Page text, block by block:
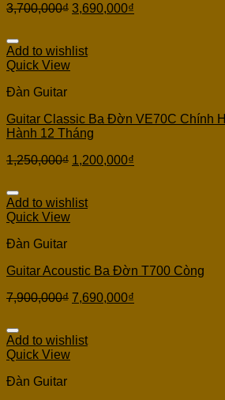
3,700,000₫ 3,690,000₫
Add to wishlist
Quick View
Đàn Guitar
Guitar Classic Ba Đờn VE70C Chính
Hành 12 Tháng
1,250,000₫ 1,200,000₫
Add to wishlist
Quick View
Đàn Guitar
Guitar Acoustic Ba Đờn T700 Còng
7,900,000₫ 7,690,000₫
Add to wishlist
Quick View
Đàn Guitar